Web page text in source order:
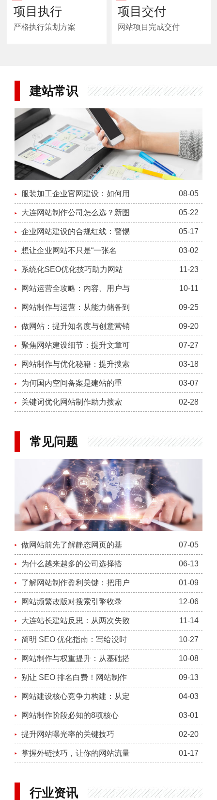
项目执行
严格执行策划方案
项目交付
网站项目完成交付
建站常识
服装加工企业官网建设：如何用 08-05
大连网站制作公司怎么选？新图 05-22
企业网站建设的合规红线：警惕 05-17
想让企业网站不只是“一张名 03-02
系统化SEO优化技巧助力网站 11-23
网站运营全攻略：内容、用户与 10-11
网站制作与运营：从能力储备到 09-25
做网站：提升知名度与创意营销 09-20
聚焦网站建设细节：提升文章可 07-27
网站制作与优化秘籍：提升搜索 03-18
为何国内空间备案是建站的重 03-07
关键词优化网站制作助力搜索 02-28
常见问题
做网站前先了解静态网页的基 07-05
为什么越来越多的公司选择搭 06-13
了解网站制作盈利关键：把用户 01-09
网站频繁改版对搜索引擎收录 12-06
大连站长建站反思：从两次失败 11-14
简明 SEO 优化指南：写给没时 10-27
网站制作与权重提升：从基础搭 10-08
别让 SEO 排名白费！网站制作 09-13
网站建设核心竞争力构建：从定 04-03
网站制作阶段必知的8项核心 03-01
提升网站曝光率的关键技巧 02-20
掌握外链技巧，让你的网站流量 01-17
行业资讯